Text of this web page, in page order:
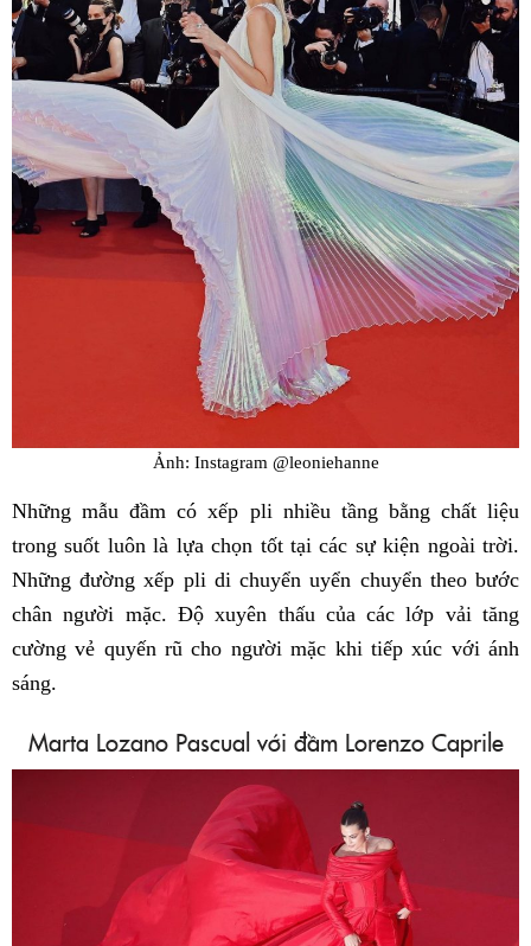
Ảnh: Instagram @leoniehanne
Những mẫu đầm có xếp pli nhiều tầng bằng chất liệu
trong suốt luôn là lựa chọn tốt tại các sự kiện ngoài trời.
Những đường xếp pli di chuyển uyển chuyển theo bước
chân người mặc. Độ xuyên thấu của các lớp vải tăng
cường vẻ quyến rũ cho người mặc khi tiếp xúc với ánh
sáng.
Marta Lozano Pascual với đầm Lorenzo Caprile